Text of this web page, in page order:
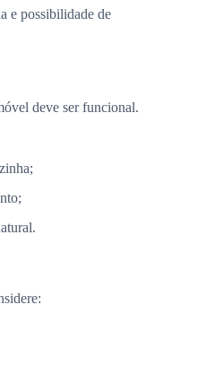
e possibilidade de
deve ser funcional.